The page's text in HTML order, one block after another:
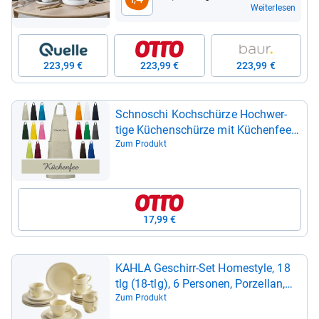
Weiterlesen
223,99 € 223,99 € 223,99 €
Schno­schi Koch­schürze Hoch­wer­
tige Küchen­schürze mit Küchen­fee
bestickt, Sti­cke­rei mit Küchen­fee
Zum Produkt
17,99 €
KAHLA Geschirr-​Set Homestyle, 18
tlg (18-​tlg), 6 Per­so­nen, Por­zel­lan,
Hand­gla­siert, Made in Ger­many
Zum Produkt